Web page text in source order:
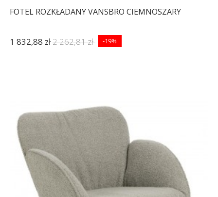
FOTEL ROZKŁADANY VANSBRO CIEMNOSZARY
1 832,88 zł2 262,81 zł -19%